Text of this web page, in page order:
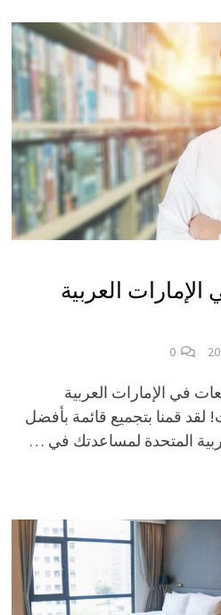
العربية
0
في الإمارات العربية
لقد قمنا بتجميع قائمة بأفضل
المتحدة لمساعدتك في …